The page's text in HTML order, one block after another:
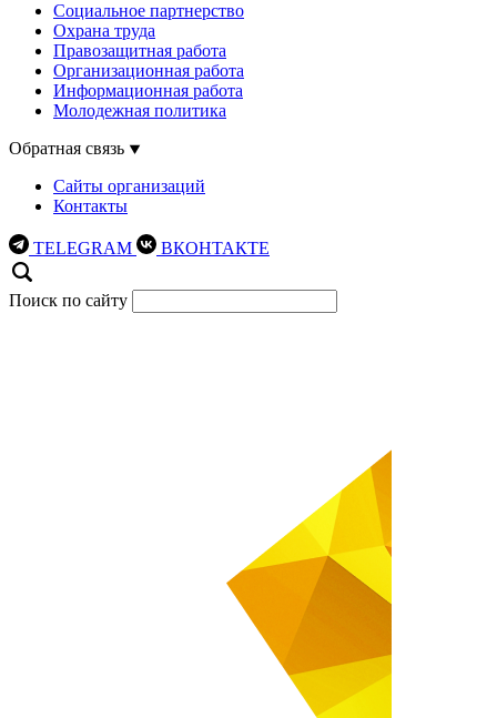
Социальное партнерство
Охрана труда
Правозащитная работа
Организационная работа
Информационная работа
Молодежная политика
Обратная связь
Сайты организаций
Контакты
TELEGRAM ВКОНТАКТЕ
Поиск по сайту